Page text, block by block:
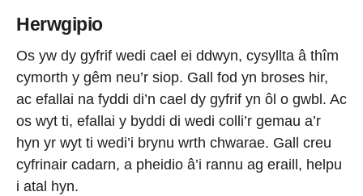
Herwgipio
Os yw dy gyfrif wedi cael ei ddwyn, cysyllta â thîm
cymorth y gêm neu’r siop. Gall fod yn broses hir,
ac efallai na fyddi di’n cael dy gyfrif yn ôl o gwbl. Ac
os wyt ti, efallai y byddi di wedi colli’r gemau a’r
hyn yr wyt ti wedi’i brynu wrth chwarae. Gall creu
cyfrinair cadarn, a pheidio â’i rannu ag eraill, helpu
i atal hyn.